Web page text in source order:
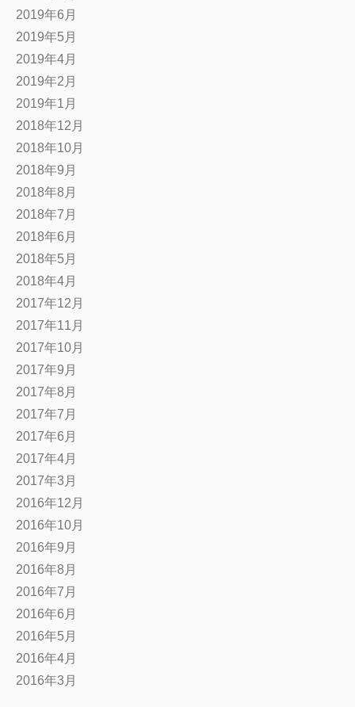
2019年6月
2019年5月
2019年4月
2019年2月
2019年1月
2018年12月
2018年10月
2018年9月
2018年8月
2018年7月
2018年6月
2018年5月
2018年4月
2017年12月
2017年11月
2017年10月
2017年9月
2017年8月
2017年7月
2017年6月
2017年4月
2017年3月
2016年12月
2016年10月
2016年9月
2016年8月
2016年7月
2016年6月
2016年5月
2016年4月
2016年3月